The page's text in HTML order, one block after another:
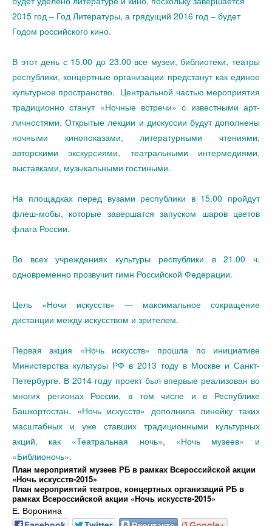
2015 год – Год Литературы, а грядущий 2016 год – будет
Годом российского кино.
В этот день с 15.00 до 23.00 все музеи, библиотеки, театры
республики, концертные организации предстанут как единое
культурное пространство. Центральной частью мероприятия
традиционно станут «Ночные встречи» с известными арт-
личностями. Открытые лекции и дискуссии будут дополнены
ночными кинопоказами, литературными чтениями,
авторскими экскурсиями, театральными интермедиями,
выставками, музыкальными гостиными.
На площадках перед вузами республики в 15.00 пройдут
флеш-мобы, которые завершатся запуском шаров цветов
флага России.
Во всех учреждениях культуры республики в 21.00 ч.
одновременно прозвучит гимн Российской Федерации.
Цель «Ночи искусств» — максимальное сокращение
дистанции между искусством и зрителем.
Первая акция «Ночь искусств» прошла по инициативе
Министерства культуры РФ в 2013 году в Москве и Санкт-
Петербурге. В 2014 году проект был впервые реализован во
многих регионах России, в том числе и в Республике
Башкортостан. «Ночь искусств» дополнила линейку таких
масштабных и уже ставших традиционными культурных
акций, как «Театральная ночь», «Ночь музеев» и
«Библионочь».
План мероприятий музеев РБ в рамках Всероссийской акции
«Ночь искусств-2015»
План мероприятий театров, концертных организаций РБ в
рамках Всероссийской акции «Ночь искусств-2015»
Е. Воронина